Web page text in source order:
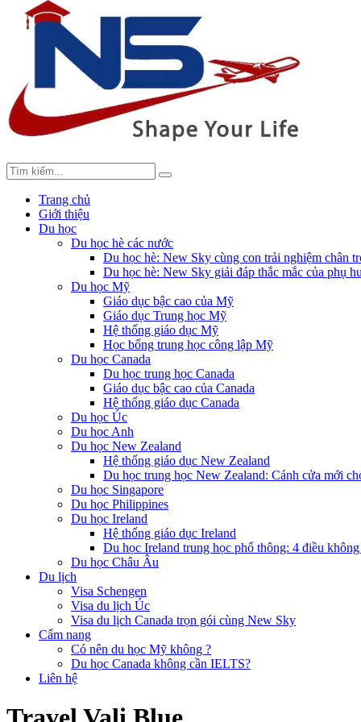
Trang chủ
Giới thiệu
Du học
Du học hè các nước
Du học hè: New Sky cùng con trải nghiệm chân
Du học hè: New Sky giải đáp thắc mắc của phụ
Du học Mỹ
Giáo dục bậc cao của Mỹ
Giáo dục Trung học Mỹ
Hệ thống giáo dục Mỹ
Học bổng trung học công lập Mỹ
Du học Canada
Du học trung học Canada
Giáo dục bậc cao của Canada
Hệ thống giáo dục Canada
Du học Úc
Du học Anh
Du học New Zealand
Hệ thống giáo dục New Zealand
Du học trung học New Zealand: Cánh cửa mới
Du học Singapore
Du học Philippines
Du học Ireland
Hệ thống giáo dục Ireland
Du học Ireland trung học phổ thông: 4 điều không
Du học Châu Âu
Du lịch
Visa Schengen
Visa du lịch Úc
Visa du lịch Canada trọn gói cùng New Sky
Cẩm nang
Có nên du học Mỹ không ?
Du học Canada không cần IELTS?
Liên hệ